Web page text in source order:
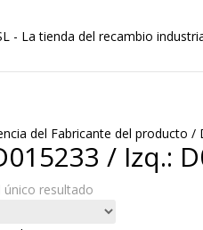
del Fabricante del producto /
/ Izq.:
resultado